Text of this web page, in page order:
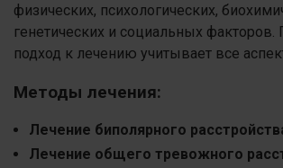
физических, психологических,
генетических и социальных
подход к лечению учитывает все
Методы лечения:
Лечение биполярного
Лечение общего тревожного